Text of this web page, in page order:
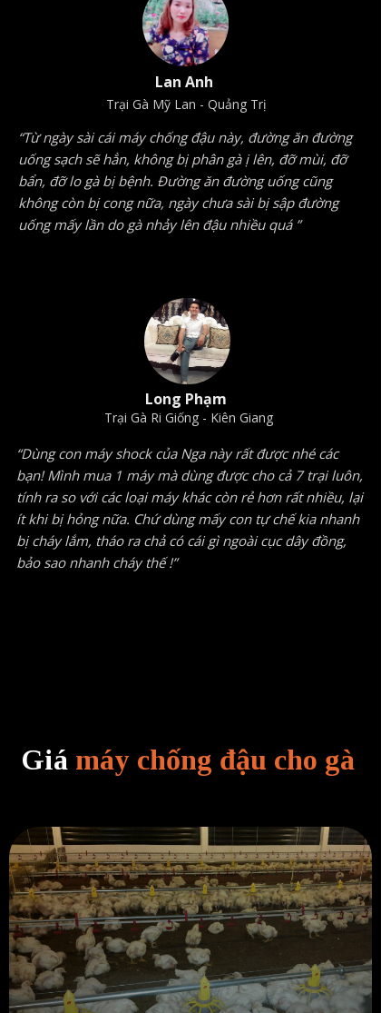
“Từ ngày sài cái máy chống đậu này, đường ăn đường
uống sạch sẽ hẳn, không bị phân gà ị lên, đỡ mùi, đỡ
bẩn, đỡ lo gà bị bệnh. Đường ăn đường uống cũng
không còn bị cong nữa, ngày chưa sài bị sập đường
uống mấy lần do gà nhảy lên đậu nhiều quá ”
Lan Anh
“Dùng con máy shock của Nga này rất được nhé các
bạn! Mình mua 1 máy mà dùng được cho cả 7 trại luôn,
tính ra so với các loại máy khác còn rẻ hơn rất nhiều, lại
ít khi bị hỏng nữa. Chứ dùng mấy con tự chế kia nhanh
bị cháy lắm, tháo ra chả có cái gì ngoài cục dây đồng,
bảo sao nhanh cháy thế !”
Trại Gà Mỹ Lan - Quảng Trị
Long Phạm
Trại Gà Ri Giống - Kiên Giang
Giá máy chống đậu cho gà